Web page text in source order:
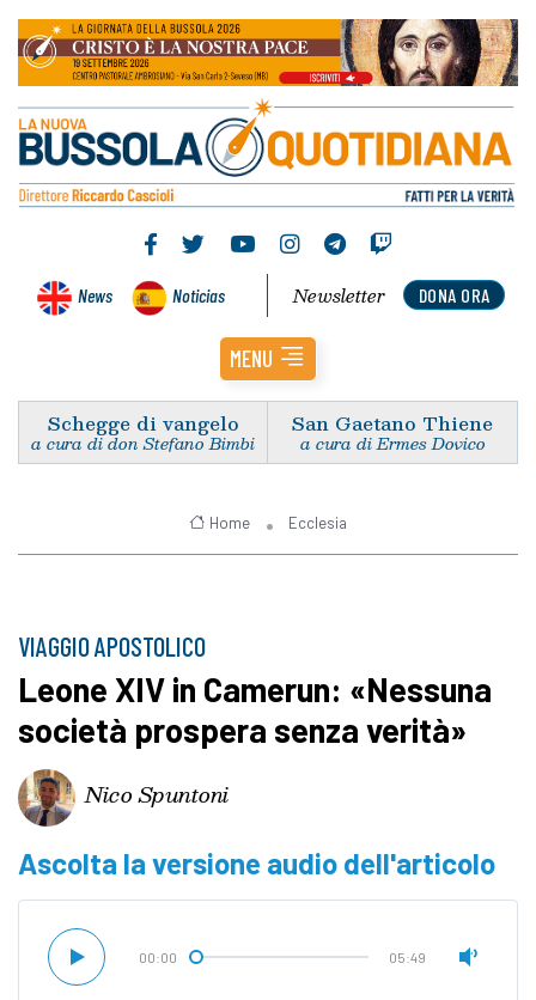
News Noticias DONA ORA
Newsletter
MENU
Schegge di vangelo
a cura di don Stefano Bimbi
San Gaetano Thiene
a cura di Ermes Dovico
Home Ecclesia
VIAGGIO APOSTOLICO
Leone XIV in Camerun: «Nessuna
società prospera senza verità»
Nico Spuntoni
Ascolta la versione audio dell'articolo
00:00 05:49